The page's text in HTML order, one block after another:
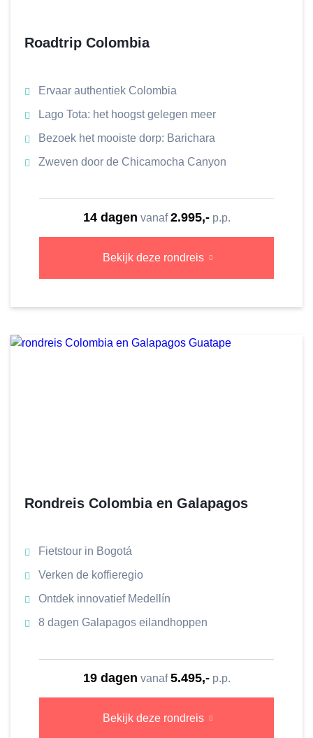
Roadtrip Colombia
Ervaar authentiek Colombia
Lago Tota: het hoogst gelegen meer
Bezoek het mooiste dorp: Barichara
Zweven door de Chicamocha Canyon
14 dagen vanaf2.995,-p.p.
Bekijk deze rondreis
Rondreis Colombia en Galapagos
Fietstour in Bogotá
Verken de koffieregio
Ontdek innovatief Medellín
8 dagen Galapagos eilandhoppen
19 dagen vanaf5.495,-p.p.
Bekijk deze rondreis